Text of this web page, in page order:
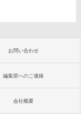
お問い合わせ
編集部へのご連絡
会社概要